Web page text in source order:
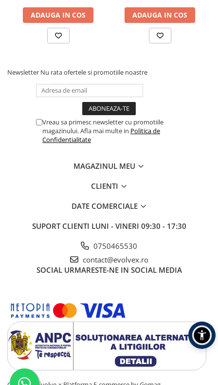
ADAUGA IN COS ADAUGA IN COS
Newsletter Nu rata ofertele si promotiile noastre
Vreau sa primesc newsletter cu promotiile
magazinului. Afla mai multe in Politica de
Confidentialitate
MAGAZINUL MEU
CLIENTI
DATE COMERCIALE
SUPORT CLIENTI LUNI - VINERI 09:30 - 17:30
0750465530
contact@evolvex.ro
SOCIAL URMARESTE-NE IN SOCIAL MEDIA